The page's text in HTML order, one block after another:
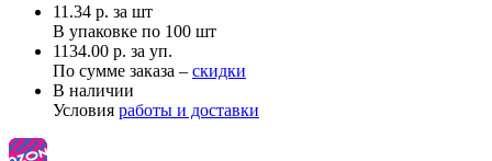
11.34 р. за шт
В упаковке по 100 шт
1134.00 р. за уп.
По сумме заказа – скидки
В наличии
Условия работы и доставки